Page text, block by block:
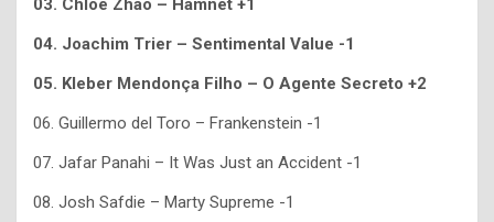
03. Chloé Zhao – Hamnet +1
04. Joachim Trier – Sentimental Value -1
05. Kleber Mendonça Filho – O Agente Secreto +2
06. Guillermo del Toro – Frankenstein -1
07. Jafar Panahi – It Was Just an Accident -1
08. Josh Safdie – Marty Supreme -1